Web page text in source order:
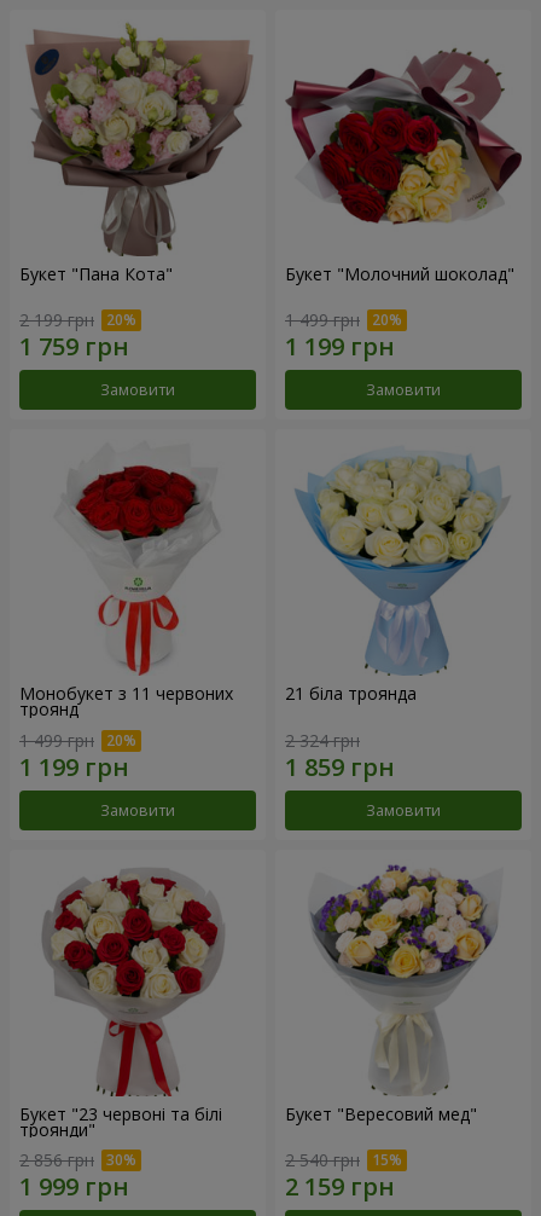
Букет "Пана Кота"
2 199 грн
Замовити
Букет "Молочний шоколад"
1 499 грн
Замовити
Монобукет з 11 червоних
троянд
1 499 грн
Замовити
21 біла троянда
2 324 грн
Замовити
Букет "23 червоні та білі
троянди"
2 856 грн
Букет "Вересовий мед"
2 540 грн